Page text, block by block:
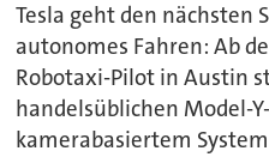
Tesla geht den nächsten
autonomes Fahren: Ab
Robotaxi-Pilot in Austin
handelsüblichen Model-
kamerabasiertem